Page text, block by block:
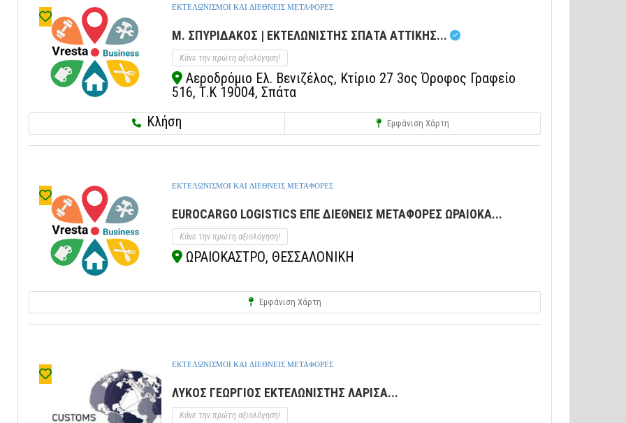
ΕΚΤΕΛΩΝΙΣΜΟΙ ΚΑΙ ΔΙΕΘΝΕΙΣ ΜΕΤΑΦΟΡΕΣ
Μ. ΣΠΥΡΙΔΑΚΟΣ | ΕΚΤΕΛΩΝΙΣΤΗΣ ΣΠΑΤΑ ΑΤΤΙΚΗΣ...
Κάνε την πρώτη αξιολόγηση!
Αεροδρόμιο Ελ. Βενιζέλος, Κτίριο 27 3ος Όροφος Γραφείο
516, Τ.Κ 19004, Σπάτα
Κλήση
Εμφάνιση Χάρτη
ΕΚΤΕΛΩΝΙΣΜΟΙ ΚΑΙ ΔΙΕΘΝΕΙΣ ΜΕΤΑΦΟΡΕΣ
EUROCARGO LOGISTICS ΕΠΕ ΔΙΕΘΝΕΙΣ ΜΕΤΑΦΟΡΕΣ ΩΡΑΙΟΚΑ...
Κάνε την πρώτη αξιολόγηση!
ΩΡΑΙΟΚΑΣΤΡΟ, ΘΕΣΣΑΛΟΝΙΚΗ
Εμφάνιση Χάρτη
ΕΚΤΕΛΩΝΙΣΜΟΙ ΚΑΙ ΔΙΕΘΝΕΙΣ ΜΕΤΑΦΟΡΕΣ
ΛΥΚΟΣ ΓΕΩΡΓΙΟΣ ΕΚΤΕΛΩΝΙΣΤΗΣ ΛΑΡΙΣΑ...
Κάνε την πρώτη αξιολόγηση!